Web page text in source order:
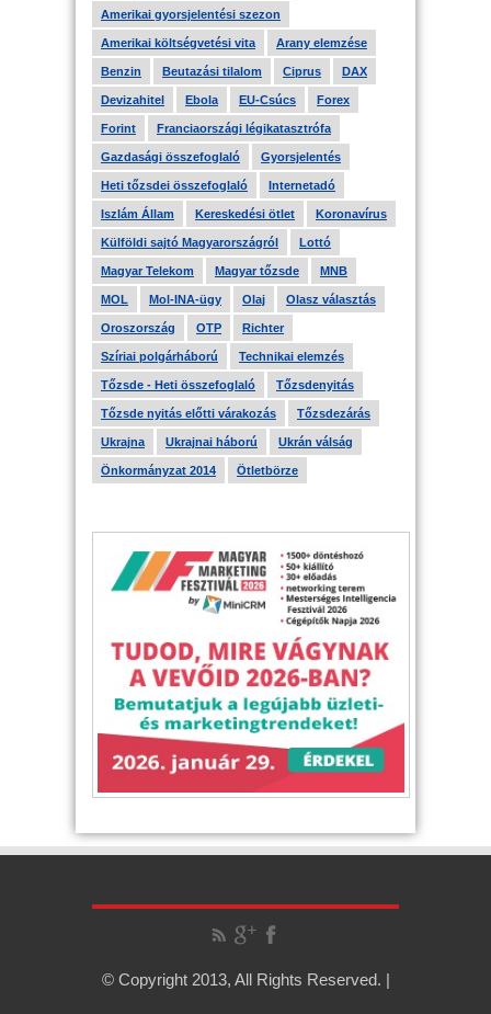
Amerikai gyorsjelentési szezon
Amerikai költségvetési vita Arany elemzése
Benzin Beutazási tilalom Ciprus DAX
Devizahitel Ebola EU-Csúcs Forex
Forint Franciaországi légikatasztrófa
Gazdasági összefoglaló Gyorsjelentés
Heti tőzsdei összefoglaló Internetadó
Iszlám Állam Kereskedési ötlet Koronavírus
Külföldi sajtó Magyarországról Lottó
Magyar Telekom Magyar tőzsde MNB
MOL Mol-INA-ügy Olaj Olasz választás
Oroszország OTP Richter
Szíriai polgárháború Technikai elemzés
Tőzsde - Heti összefoglaló Tőzsdenyitás
Tőzsde nyitás előtti várakozás Tőzsdezárás
Ukrajna Ukrajnai háború Ukrán válság
Önkormányzat 2014 Ötletbörze
© Copyright 2013, All Rights Reserved. |